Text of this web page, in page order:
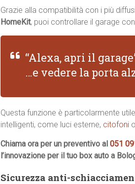
Grazie alla compatibilità con i più
HomeKit, puoi controllare il garage
“Alexa, apri il
…e vedere la porta
Questa funzione è particolarmente
intelligenti, come luci esterne, citofoni o
Chiama ora per un preventivo al 051
l’innovazione per il tuo box auto a
Sicurezza anti-